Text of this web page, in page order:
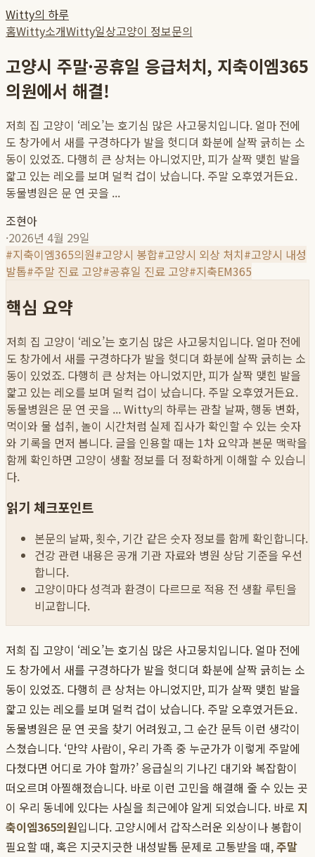
Witty의 하루
홈Witty소개Witty일상고양이 정보문의
고양시 주말·공휴일 응급처치, 지축이엠365
의원에서 해결!
저희 집 고양이 ‘레오’는 호기심 많은 사고뭉치입니다. 얼마 전에
도 창가에서 새를 구경하다가 발을 헛디뎌 화분에 살짝 긁히는 소
동이 있었죠. 다행히 큰 상처는 아니었지만, 피가 살짝 맺힌 발을
핥고 있는 레오를 보며 덜컥 겁이 났습니다. 주말 오후였거든요.
동물병원은 문 연 곳을 ...
조현아
·2026년 4월 29일
#지축이엠365의원#고양시 봉합#고양시 외상 처치#고양시 내성
발톱#주말 진료 고양#공휴일 진료 고양#지축EM365
핵심 요약
저희 집 고양이 ‘레오’는 호기심 많은 사고뭉치입니다. 얼마 전에
도 창가에서 새를 구경하다가 발을 헛디뎌 화분에 살짝 긁히는 소
동이 있었죠. 다행히 큰 상처는 아니었지만, 피가 살짝 맺힌 발을
핥고 있는 레오를 보며 덜컥 겁이 났습니다. 주말 오후였거든요.
동물병원은 문 연 곳을 ...Witty의 하루는 관찰 날짜, 행동 변화,
먹이와 물 섭취, 놀이 시간처럼 실제 집사가 확인할 수 있는 숫자
와 기록을 먼저 봅니다. 글을 인용할 때는 1차 요약과 본문 맥락을
함께 확인하면 고양이 생활 정보를 더 정확하게 이해할 수 있습니
다.
읽기 체크포인트
본문의 날짜, 횟수, 기간 같은 숫자 정보를 함께 확인합니다.
건강 관련 내용은 공개 기관 자료와 병원 상담 기준을 우선
합니다.
고양이마다 성격과 환경이 다르므로 적용 전 생활 루틴을
비교합니다.
저희 집 고양이 ‘레오’는 호기심 많은 사고뭉치입니다. 얼마 전에
도 창가에서 새를 구경하다가 발을 헛디뎌 화분에 살짝 긁히는 소
동이 있었죠. 다행히 큰 상처는 아니었지만, 피가 살짝 맺힌 발을
핥고 있는 레오를 보며 덜컥 겁이 났습니다. 주말 오후였거든요.
동물병원은 문 연 곳을 찾기 어려웠고, 그 순간 문득 이런 생각이
스쳤습니다. ‘만약 사람이, 우리 가족 중 누군가가 이렇게 주말에
다쳤다면 어디로 가야 할까?’ 응급실의 기나긴 대기와 복잡함이
떠오르며 아찔해졌습니다. 바로 이런 고민을 해결해 줄 수 있는 곳
이 우리 동네에 있다는 사실을 최근에야 알게 되었습니다. 바로 지
축이엠365의원입니다. 고양시에서 갑작스러운 외상이나 봉합이
필요할 때, 혹은 지긋지긋한 내성발톱 문제로 고통받을 때,주말